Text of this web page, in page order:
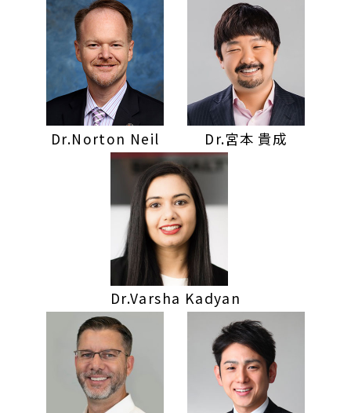
Dr.Norton Neil Dr.宮本 貴成
Dr.Varsha Kadyan